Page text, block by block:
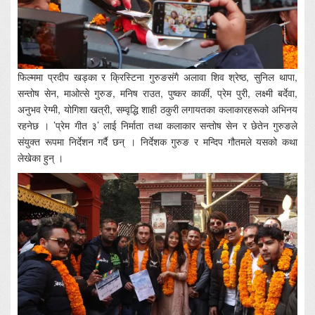
फिल्ममा प्रदीप खड्का र क्रिस्टिना गुरुङसंगै अलावा शिव श्रेष्ठ, सुनिल थापा,
सन्तोष सेन, माओत्से गुरुङ, मनिष राउत, पुष्कर कार्की, प्रेम पुरी, लक्ष्मी बर्देवा,
अनुभव रेग्मी, योगिशा खत्री, सम्वृद्धि शाही ठकुरी लगायतका कलाकारहरूको अभिनय
रहनेछ । ’प्रेम गीत ३’ लाई निर्माता तथा कलाकार सन्तोष सेन र छेतेन गुरुङले
संयुक्त रूपमा निर्देशन गर्दै छन् । निर्देशक गुरुङ र मन्दिप गौतमले यसको कथा
लेखेका हुन् ।